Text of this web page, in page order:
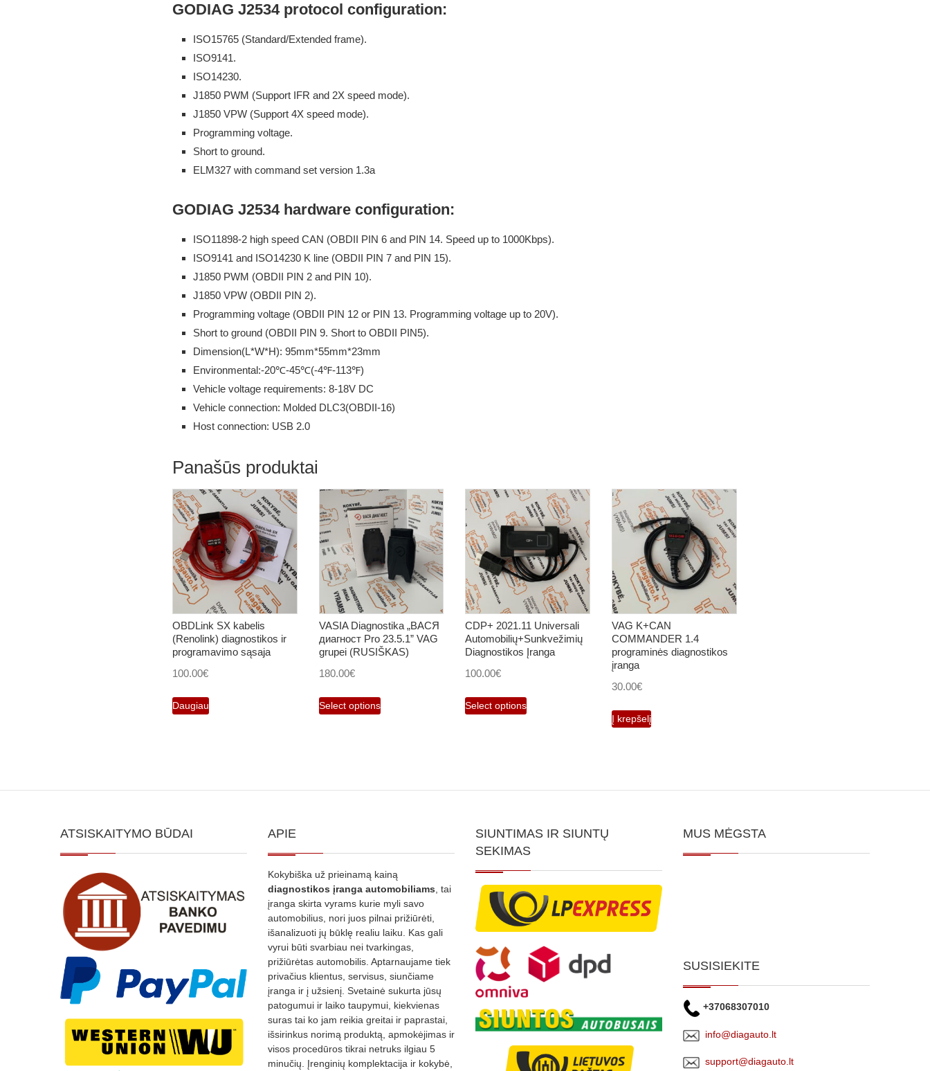
GODIAG J2534 protocol configuration:
ISO15765 (Standard/Extended frame).
ISO9141.
ISO14230.
J1850 PWM (Support IFR and 2X speed mode).
J1850 VPW (Support 4X speed mode).
Programming voltage.
Short to ground.
ELM327 with command set version 1.3a
GODIAG J2534 hardware configuration:
ISO11898-2 high speed CAN (OBDII PIN 6 and PIN 14. Speed up to 1000Kbps).
ISO9141 and ISO14230 K line (OBDII PIN 7 and PIN 15).
J1850 PWM (OBDII PIN 2 and PIN 10).
J1850 VPW (OBDII PIN 2).
Programming voltage (OBDII PIN 12 or PIN 13. Programming voltage up to 20V).
Short to ground (OBDII PIN 9. Short to OBDII PIN5).
Dimension(L*W*H): 95mm*55mm*23mm
Environmental:-20℃-45℃(-4℉-113℉)
Vehicle voltage requirements: 8-18V DC
Vehicle connection: Molded DLC3(OBDII-16)
Host connection: USB 2.0
Panašūs produktai
OBDLink SX kabelis
(Renolink) diagnostikos ir
programavimo sąsaja
100.00€
Daugiau
VASIA Diagnostika „ВАСЯ
диагност Pro 23.5.1” VAG
grupei (RUSIŠKAS)
180.00€
Select options
CDP+ 2021.11 Universali
Automobilių+Sunkvežimių
Diagnostikos Įranga
100.00€
Select options
VAG K+CAN
COMMANDER 1.4
programinės diagnostikos
įranga
30.00€
Į krepšelį
ATSISKAITYMO BŪDAI APIE
Kokybiška už prieinamą kainą
diagnostikos įranga automobiliams, tai
įranga skirta vyrams kurie myli savo
automobilius, nori juos pilnai prižiūrėti,
išanalizuoti jų būklę realiu laiku. Kas gali
vyrui būti svarbiau nei tvarkingas,
prižiūrėtas automobilis. Aptarnaujame tiek
privačius klientus, servisus, siunčiame
įranga ir į užsienį. Svetainė sukurta jūsų
patogumui ir laiko taupymui, kiekvienas
suras tai ko jam reikia greitai ir paprastai,
išsirinkus norimą produktą, apmokėjimas ir
visos procedūros tikrai netruks ilgiau 5
minučių. Įrenginių komplektacija ir kokybė,
SIUNTIMAS IR SIUNTŲ
SEKIMAS
MUS MĖGSTA
SUSISIEKITE
+37068307010
info@diagauto.lt
support@diagauto.lt